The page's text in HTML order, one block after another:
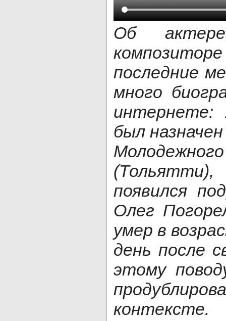
Об
последние
много
интернете:
был
появился
Олег
умер в
день после
этому
контексте.